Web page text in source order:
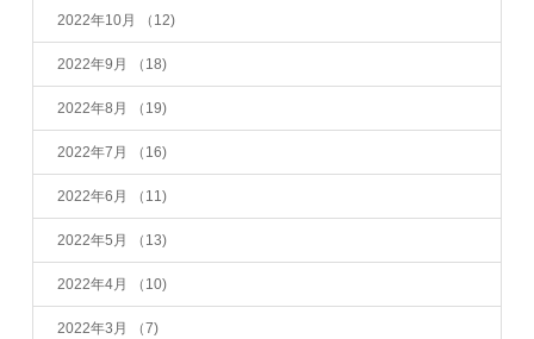
2022年10月 （12)
2022年9月 （18)
2022年8月 （19)
2022年7月 （16)
2022年6月 （11)
2022年5月 （13)
2022年4月 （10)
2022年3月 （7)